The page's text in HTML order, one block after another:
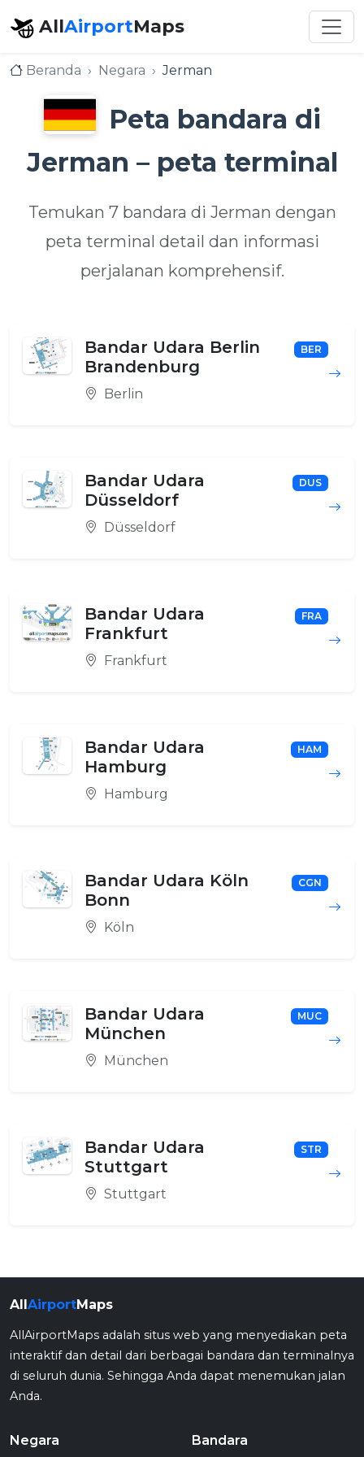
AllAirportMaps
Beranda Negara Jerman
Peta bandara di
Jerman – peta terminal
Temukan 7 bandara di Jerman dengan
peta terminal detail dan informasi
perjalanan komprehensif.
Bandar Udara Berlin
Brandenburg
BER
Berlin
Bandar Udara
Düsseldorf
DUS
Düsseldorf
Bandar Udara
Frankfurt
FRA
Frankfurt
Bandar Udara
Hamburg
HAM
Hamburg
Bandar Udara Köln
Bonn
CGN
Köln
Bandar Udara
München
MUC
München
Bandar Udara
Stuttgart
STR
Stuttgart
AllAirportMaps
AllAirportMaps adalah situs web yang menyediakan peta
interaktif dan detail dari berbagai bandara dan terminalnya
di seluruh dunia. Sehingga Anda dapat menemukan jalan
Anda.
Negara Bandara